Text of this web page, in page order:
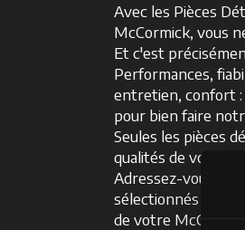
Avec les Pièces
McCormick, vous
Et c'est
Performances,
entretien, confort :
pour bien faire
Seules les pièces
qualités de votre
Adressez-vous
sélectionnés
de votre